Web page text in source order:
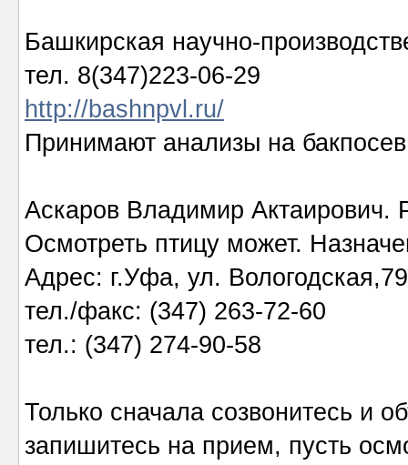
Башкирская научно-
тел. 8(347)223-06-29
http://bashnpvl.ru/
Принимают анализы на
Аскаров Владимир Актаирович.
Осмотреть птицу может.
Адрес: г.Уфа, ул. Вологодская,79
тел./факс: (347) 263-72-60
тел.: (347) 274-90-58
Только сначала созвонитесь и
запишитесь на прием, пусть